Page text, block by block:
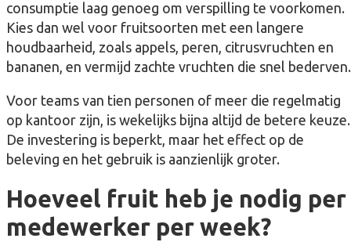
consumptie laag genoeg om verspilling te voorkomen.
Kies dan wel voor fruitsoorten met een langere
houdbaarheid, zoals appels, peren, citrusvruchten en
bananen, en vermijd zachte vruchten die snel bederven.
Voor teams van tien personen of meer die regelmatig
op kantoor zijn, is wekelijks bijna altijd de betere keuze.
De investering is beperkt, maar het effect op de
beleving en het gebruik is aanzienlijk groter.
Hoeveel fruit heb je nodig per
medewerker per week?